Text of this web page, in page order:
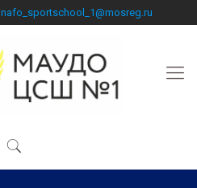
nafo_sportschool_1@mosreg.ru